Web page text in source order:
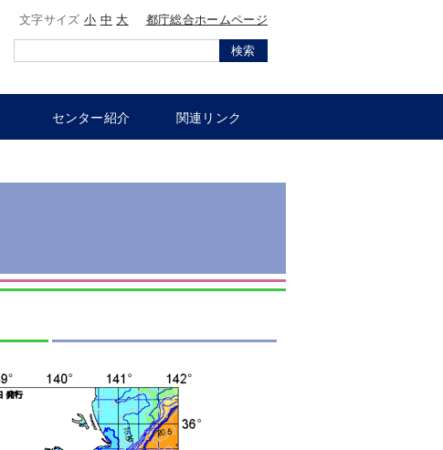
文字サイズ小 中 大 都庁総合ホームページ
検索
センター紹介 関連リンク